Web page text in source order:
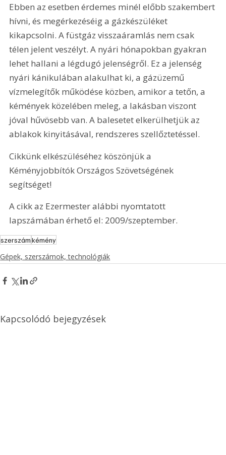
Ebben az esetben érdemes minél előbb szakembert
hívni, és megérkezéséig a gázkészüléket
kikapcsolni. A füstgáz visszaáramlás nem csak
télen jelent veszélyt. A nyári hónapokban gyakran
lehet hallani a légdugó jelenségről. Ez a jelenség
nyári kánikulában alakulhat ki, a gázüzemű
vízmelegítők működése közben, amikor a tetőn, a
kémények közelében meleg, a lakásban viszont
jóval hűvösebb van. A balesetet elkerülhetjük az
ablakok kinyitásával, rendszeres szellőztetéssel.
Cikkünk elkészüléséhez köszönjük a
Kéményjobbítók Országos Szövetségének
segítséget!
A cikk az Ezermester alábbi nyomtatott
lapszámában érhető el: 2009/szeptember.
szerszámkémény
Gépek, szerszámok, technológiák
Kapcsolódó bejegyzések